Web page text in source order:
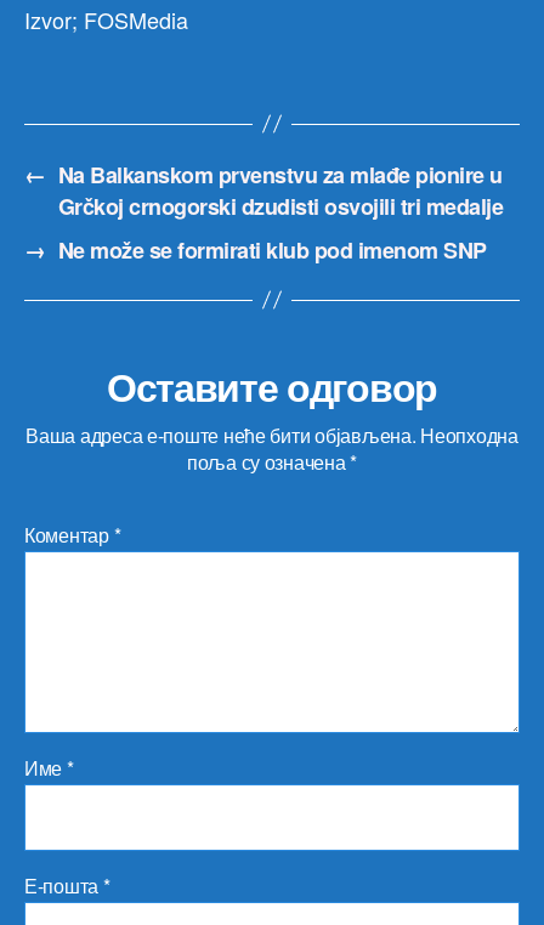
Izvor; FOSMedia
← Na Balkanskom prvenstvu za mlađe pionire u
Grčkoj crnogorski dzudisti osvojili tri medalje
→ Ne može se formirati klub pod imenom SNP
Оставите одговор
Ваша адреса е-поште неће бити објављена. Неопходна
поља су означена*
Коментар*
Име*
Е-пошта *